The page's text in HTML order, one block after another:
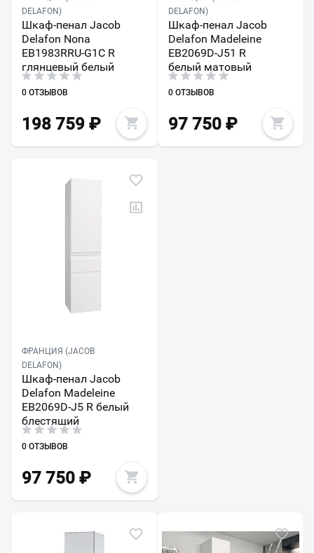
DELAFON)
Шкаф-пенал Jacob
Delafon Nona
EB1983RRU-G1C R
глянцевый белый
0 ОТЗЫВОВ
198 759 ₽
DELAFON)
Шкаф-пенал Jacob
Delafon Madeleine
EB2069D-J51 R
белый матовый
0 ОТЗЫВОВ
97 750₽
ФРАНЦИЯ (JACOB
DELAFON)
Шкаф-пенал Jacob
Delafon Madeleine
EB2069D-J5 R белый
блестящий
0 ОТЗЫВОВ
97 750 ₽